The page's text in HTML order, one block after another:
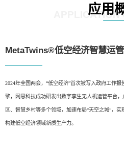
应用
APPLICATION
MetaTwins®低空经济智慧运
2024年全国两会，“低空经济”首次被写入政府工作
擎，网思科技成功研发出数字孪生无人机运管平台
区、智慧乡村等多个领域，加速布局“天空之城”，
构建低空经济领域新质生产力。